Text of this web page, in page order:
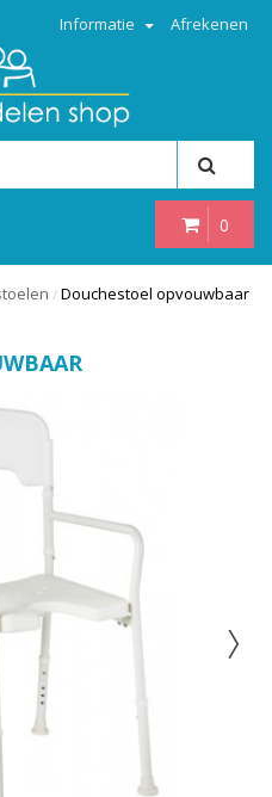
Informatie Afrekenen
0
/ Douchestoel opvouwbaar